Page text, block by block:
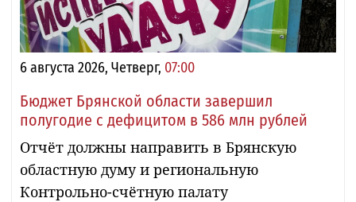
6 августа 2026, Четверг, 07:00
Бюджет Брянской области завершил
полугодие с дефицитом в 586 млн рублей
Отчёт должны направить в Брянскую
областную думу и региональную
Контрольно-счётную палату